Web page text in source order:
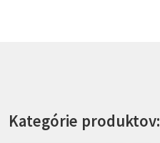
Kategórie produktov: